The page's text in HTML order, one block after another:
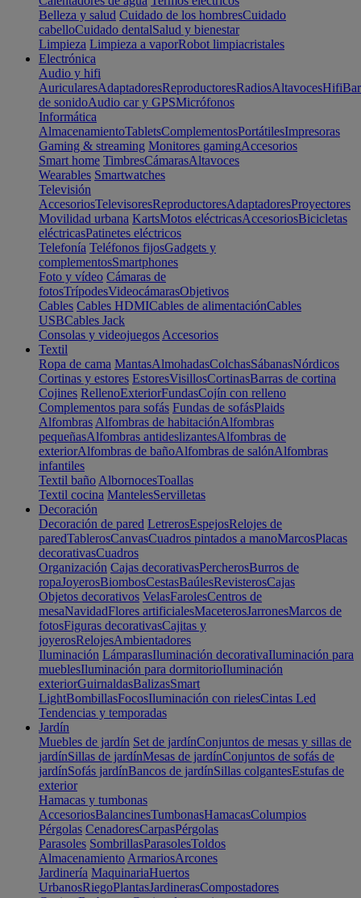
Belleza y salud Cuidado de los hombresCuidado
cabelloCuidado dentalSalud y bienestar
Limpieza Limpieza a vaporRobot limpiacristales
Electrónica
Audio y hifi
AuricularesAdaptadoresReproductoresRadiosAltavocesHifi
de sonidoAudio car y GPSMicrófonos
Informática
AlmacenamientoTabletsComplementosPortátilesImpresoras
Gaming & streaming Monitores gamingAccesorios
Smart home TimbresCámarasAltavoces
Wearables Smartwatches
Televisión
AccesoriosTelevisoresReproductoresAdaptadoresProyectores
Movilidad urbana KartsMotos eléctricasAccesoriosBicicletas
eléctricasPatinetes eléctricos
Telefonía Teléfonos fijosGadgets y
complementosSmartphones
Foto y vídeo Cámaras de
fotosTrípodesVideocámarasObjetivos
Cables Cables HDMICables de alimentaciónCables
USBCables Jack
Consolas y videojuegos Accesorios
Textil
Ropa de cama MantasAlmohadasColchasSábanasNórdicos
Cortinas y estores EstoresVisillosCortinasBarras de cortina
Cojines RellenoExteriorFundasCojín con relleno
Complementos para sofás Fundas de sofásPlaids
Alfombras Alfombras de habitaciónAlfombras
pequeñasAlfombras antideslizantesAlfombras de
exteriorAlfombras de bañoAlfombras de salónAlfombras
infantiles
Textil baño AlbornocesToallas
Textil cocina MantelesServilletas
Decoración
Decoración de pared LetrerosEspejosRelojes de
paredTablerosCanvasCuadros pintados a manoMarcosPlacas
decorativasCuadros
Organización Cajas decorativasPercherosBurros de
ropaJoyerosBiombosCestasBaúlesRevisterosCajas
Objetos decorativos VelasFarolesCentros de
mesaNavidadFlores artificialesMaceterosJarronesMarcos de
fotosFiguras decorativasCajitas y
joyerosRelojesAmbientadores
Iluminación LámparasIluminación decorativaIluminación para
mueblesIluminación para dormitorioIluminación
exteriorGuirnaldasBalizasSmart
LightBombillasFocosIluminación con rielesCintas Led
Tendencias y temporadas
Jardín
Muebles de jardín Set de jardínConjuntos de mesas y sillas de
jardínSillas de jardínMesas de jardínConjuntos de sofás de
jardínSofás jardínBancos de jardínSillas colgantesEstufas de
exterior
Hamacas y tumbonas
AccesoriosBalancinesTumbonasHamacasColumpios
Pérgolas CenadoresCarpasPérgolas
Parasoles SombrillasParasolesToldos
Almacenamiento ArmariosArcones
Jardinería MaquinariaHuertos
UrbanosRiegoPlantasJardinerasCompostadores